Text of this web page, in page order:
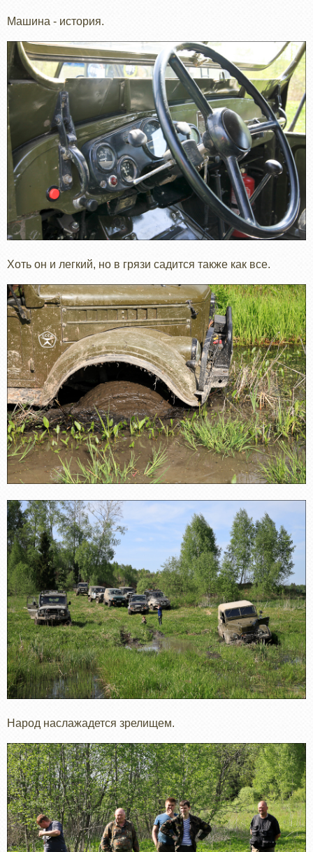
Машина - история.
Хоть он и легкий, но в грязи садится также как все.
Народ наслажадется зрелищем.